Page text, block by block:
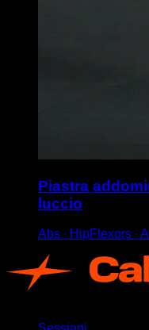
Piastra
luccio
Abs ∙ HipFlexors ∙